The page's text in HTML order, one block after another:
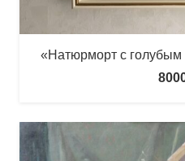
«Натюрморт с голубым